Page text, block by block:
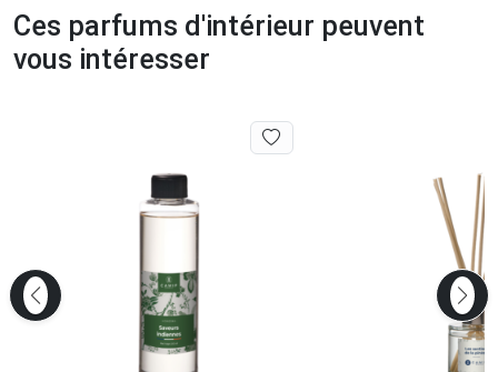
Ces parfums d'intérieur peuvent
vous intéresser